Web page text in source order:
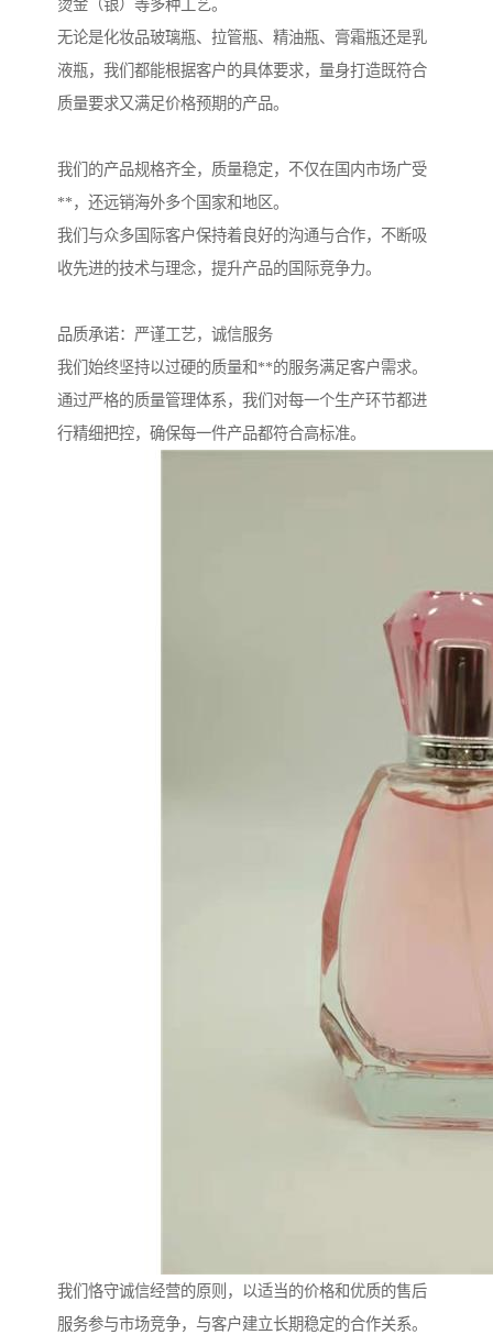
烫金（银）等多种工艺。
无论是化妆品玻璃瓶、拉管瓶、精油瓶、膏霜瓶还是乳
液瓶，我们都能根据客户的具体要求，量身打造既符合
质量要求又满足价格预期的产品。
我们的产品规格齐全，质量稳定，不仅在国内市场广受
**，还远销海外多个国家和地区。
我们与众多国际客户保持着良好的沟通与合作，不断吸
收先进的技术与理念，提升产品的国际竞争力。
品质承诺：严谨工艺，诚信服务
我们始终坚持以过硬的质量和**的服务满足客户需求。
通过严格的质量管理体系，我们对每一个生产环节都进
行精细把控，确保每一件产品都符合高标准。
我们恪守诚信经营的原则，以适当的价格和优质的售后
服务参与市场竞争，与客户建立长期稳定的合作关系。